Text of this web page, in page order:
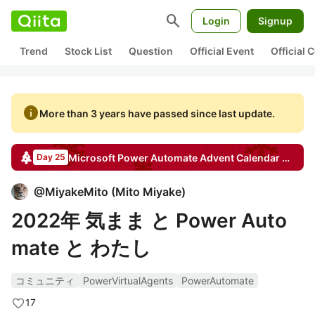
search Login Signup
Trend Stock List Question Official Event Official
infoMore than 3 years have passed since last update.
Day 25 Microsoft Power AutomateAdvent Calendar 2022
@MiyakeMito (Mito Miyake)
2022年 気まま と Power Auto
mate と わたし
コミュニティ PowerVirtualAgents
PowerAutomate
17